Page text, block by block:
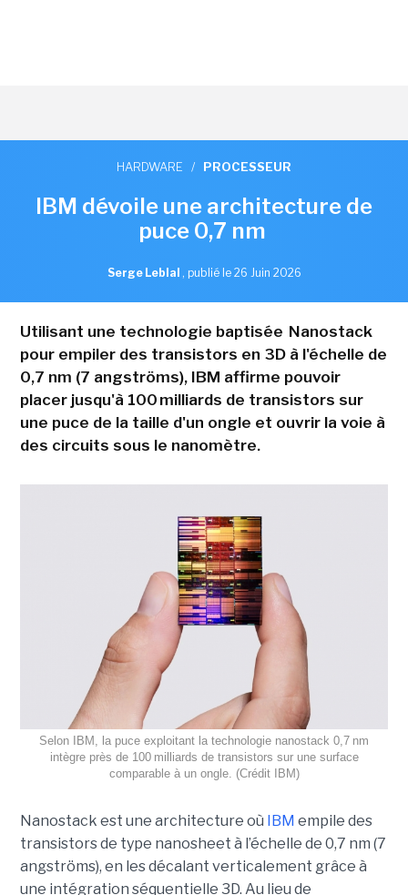
HARDWARE / PROCESSEUR
IBM dévoile une architecture de
puce 0,7 nm
Serge Leblal , publié le 26 Juin 2026
Utilisant une technologie baptisée Nanostack
pour empiler des transistors en 3D à l'échelle de
0,7 nm (7 angströms), IBM affirme pouvoir
placer jusqu'à 100 milliards de transistors sur
une puce de la taille d'un ongle et ouvrir la voie à
des circuits sous le nanomètre.
Selon IBM, la puce exploitant la technologie nanostack 0,7 nm
intègre près de 100 milliards de transistors sur une surface
comparable à un ongle. (Crédit IBM)
Nanostack est une architecture où IBM empile des
transistors de type nanosheet à l’échelle de 0,7 nm (7
angströms), en les décalant verticalement grâce à
une intégration séquentielle 3D. Au lieu de